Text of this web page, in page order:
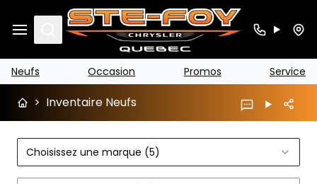
Search
Neufs Occasion Promos Service
> Inventaire Neufs
Choisissez une marque (5)